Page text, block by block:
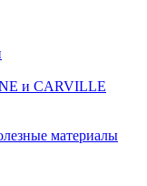
и CARVILLE
материалы